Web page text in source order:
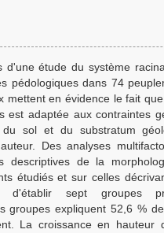
d'une étude du système
pédologiques dans 74
mettent en évidence le fait
est adaptée aux contraintes
sol et du substratum
Des analyses
descriptives de la
étudiés et sur celles
d'établir sept groupes
groupes expliquent 52,6 %
La croissance en hauteur